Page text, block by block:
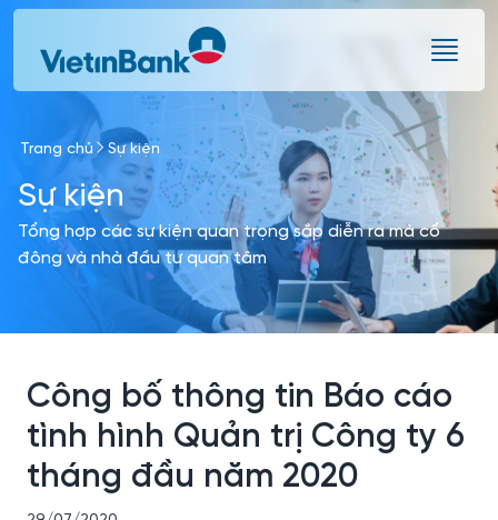
Skip to Main Content
Trang chủ Sự kiện
Sự kiện
Tổng hợp các sự kiện quan trọng sắp diễn ra mà cổ
đông và nhà đầu tư quan tâm
Công bố thông tin Báo cáo
tình hình Quản trị Công ty 6
tháng đầu năm 2020